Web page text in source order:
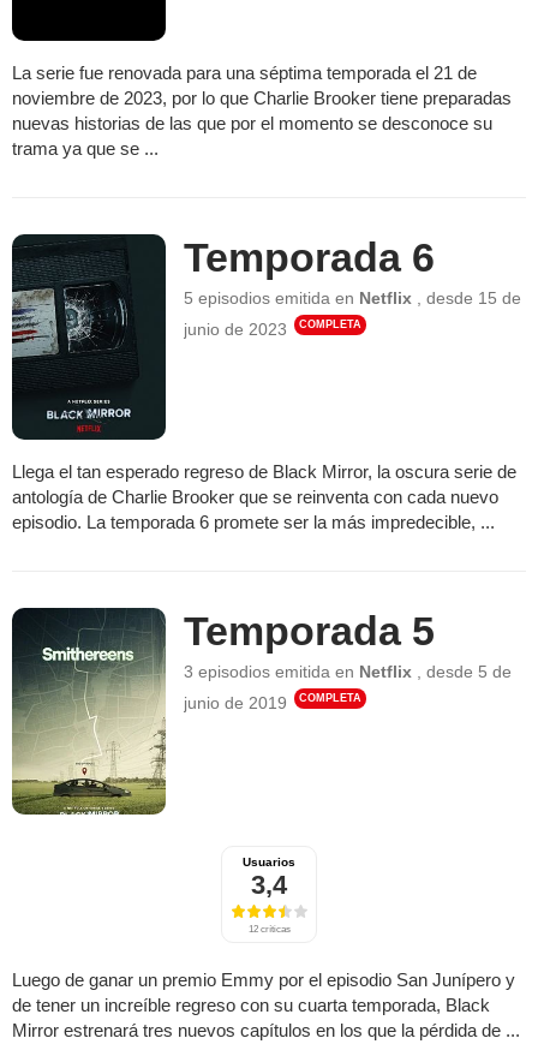
La serie fue renovada para una séptima temporada el 21 de
noviembre de 2023, por lo que Charlie Brooker tiene preparadas
nuevas historias de las que por el momento se desconoce su
trama ya que se ...
Temporada 6
5 episodios emitida en Netflix ,desde 15 de
junio de 2023
COMPLETA
Llega el tan esperado regreso de Black Mirror, la oscura serie de
antología de Charlie Brooker que se reinventa con cada nuevo
episodio. La temporada 6 promete ser la más impredecible, ...
Temporada 5
3 episodios emitida en Netflix ,desde 5 de
junio de 2019
COMPLETA
Usuarios
3,4
12 críticas
Luego de ganar un premio Emmy por el episodio San Junípero y
de tener un increíble regreso con su cuarta temporada, Black
Mirror estrenará tres nuevos capítulos en los que la pérdida de ...